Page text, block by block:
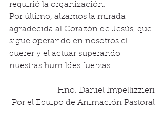
requirió la organización.
Por último, alzamos la mirada
agradecida al Corazón de Jesús, que
sigue operando en nosotros el
querer y el actuar superando
nuestras humildes fuerzas.
Hno. Daniel Impellizzieri
Por el Equipo de Animación Pastoral